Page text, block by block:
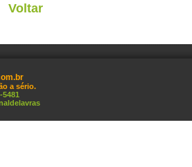
Voltar
a sério.
5481